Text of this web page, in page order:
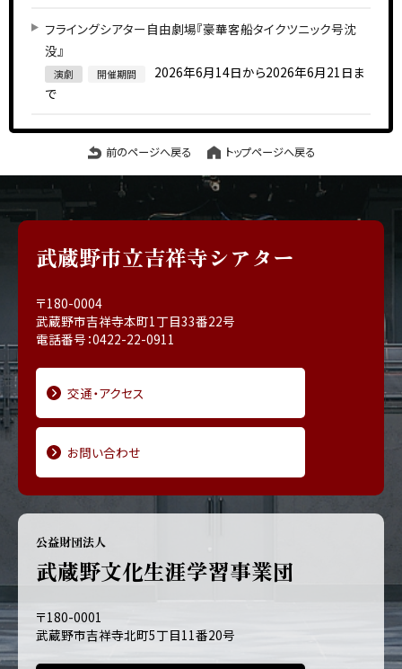
フライングシアター自由劇場『豪華客船タイクツニック号沈
没』
演劇 開催期間
2026年6月14日から2026年6月21日ま
で
前のページへ戻る トップページへ戻る
武蔵野市立吉祥寺シアター
〒180-0004
武蔵野市吉祥寺本町1丁目33番22号
電話番号：0422-22-0911
交通・アクセス
お問い合わせ
公益財団法人
武蔵野文化生涯学習事業団
〒180-0001
武蔵野市吉祥寺北町5丁目11番20号